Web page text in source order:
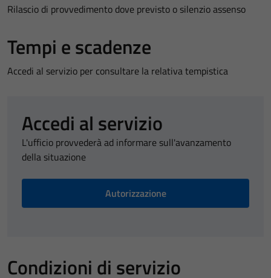
Rilascio di provvedimento dove previsto o silenzio assenso
Tempi e scadenze
Accedi al servizio per consultare la relativa tempistica
Accedi al servizio
L'ufficio provvederà ad informare sull'avanzamento
della situazione
Autorizzazione
Condizioni di servizio